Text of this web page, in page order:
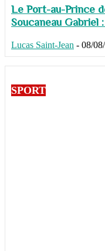
Le Port-au-Prince
Soucaneau
Lucas Saint-Jean - 08/
SPORT